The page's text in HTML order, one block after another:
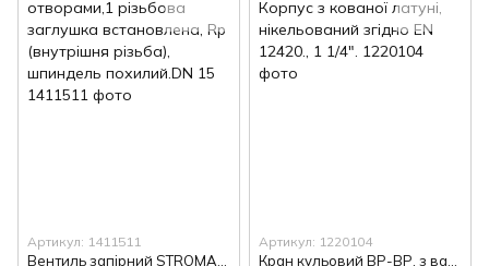
Артикул: 1411511 Артикул: 1220104